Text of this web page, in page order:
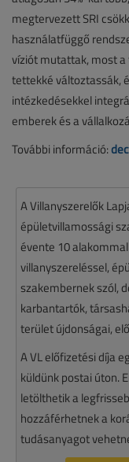
megtervezett SRI
használatfüggő
víziót mutattak, most
tettekké változtassák,
intézkedésekkel
emberek és a
További információ:
A Villanyszerelők
épületvillamossági
évente 10
villanyszereléssel,
szakembernek szól,
karbantartók,
terület újdonságai,
A VL előfizetési díja
küldünk postai úton.
letölthetik a
hozzáférhetnek a
tudásanyagot